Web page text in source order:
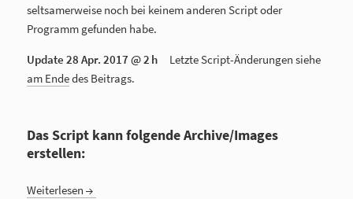
seltsamerweise noch bei keinem anderen Script oder
Programm gefunden habe.
Update28 Apr. 2017 @ 2 h Letzte Script-Änderungen siehe
am Endedes Beitrags.
Das Script kann folgende Archive/Images
erstellen:
Weiterlesen